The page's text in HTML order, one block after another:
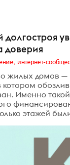
доверия
жилых домов
Именно
этажей